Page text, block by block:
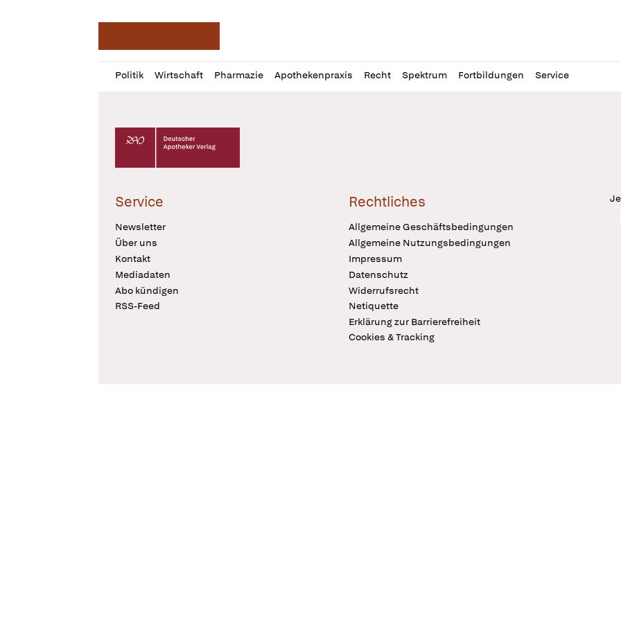
Politik Wirtschaft Pharmazie Apothekenpraxis Recht Spektrum Fortbildungen Service
Profil
öffnen
Daz
Pur
Deutscher Apotheker Verlag Logo
Service
Newsletter
Über uns
Kontakt
Mediadaten
Abo kündigen
RSS-Feed
Rechtliches
Allgemeine Geschäftsbedingungen
Allgemeine Nutzungsbedingungen
Impressum
Datenschutz
Widerrufsrecht
Netiquette
Erklärung zur Barrierefreiheit
Cookies & Tracking